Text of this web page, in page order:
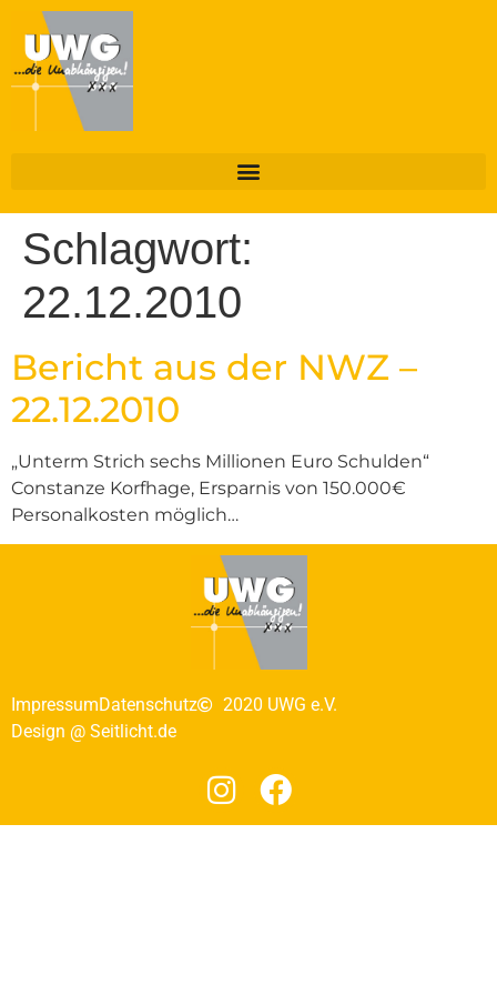
Schlagwort:
22.12.2010
Bericht aus der NWZ –
22.12.2010
„Unterm Strich sechs Millionen Euro Schulden“
Constanze Korfhage, Ersparnis von 150.000€
Personalkosten möglich…
ImpressumDatenschutz
2020 UWG e.V.
Design @ Seitlicht.de